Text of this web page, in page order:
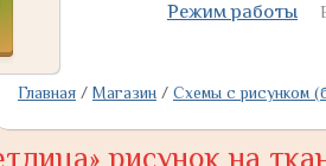
Режим работы
Главная/ Магазин / Схемы с рисунком
рисунок на